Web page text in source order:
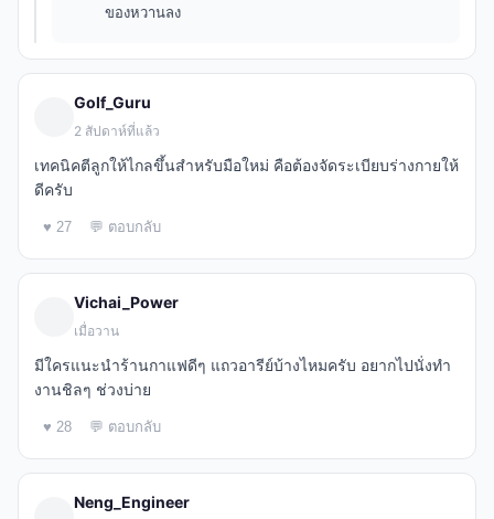
ของหวานลง
Golf_Guru
2 สัปดาห์ที่แล้ว
เทคนิคตีลูกให้ไกลขึ้นสำหรับมือใหม่ คือต้องจัดระเบียบร่างกายให้
ดีครับ
♥ 27 💬 ตอบกลับ
Vichai_Power
เมื่อวาน
มีใครแนะนำร้านกาแฟดีๆ แถวอารีย์บ้างไหมครับ อยากไปนั่งทำ
งานชิลๆ ช่วงบ่าย
♥ 28 💬 ตอบกลับ
Neng_Engineer